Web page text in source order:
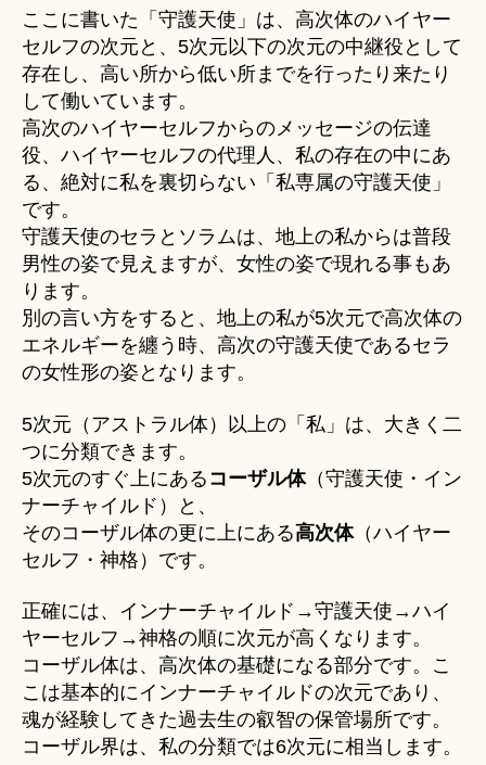
ここに書いた「守護天使」は、高次体のハイヤー
セルフの次元と、5次元以下の次元の中継役として
存在し、高い所から低い所までを行ったり来たり
して働いています。
高次のハイヤーセルフからのメッセージの伝達
役、ハイヤーセルフの代理人、私の存在の中にあ
る、絶対に私を裏切らない「私専属の守護天使」
です。
守護天使のセラとソラムは、地上の私からは普段
男性の姿で見えますが、女性の姿で現れる事もあ
ります。
別の言い方をすると、地上の私が5次元で高次体の
エネルギーを纏う時、高次の守護天使であるセラ
の女性形の姿となります。
5次元（アストラル体）以上の「私」は、大きく二
つに分類できます。
5次元のすぐ上にある コーザル体（守護天使・イン
ナーチャイルド）と、
そのコーザル体の更に上にある高次体（ハイヤー
セルフ・神格）です。
正確には、インナーチャイルド→守護天使→ハイ
ヤーセルフ→神格の順に次元が高くなります。
コーザル体は、高次体の基礎になる部分です。こ
こは基本的にインナーチャイルドの次元であり、
魂が経験してきた過去生の叡智の保管場所です。
コーザル界は、私の分類では6次元に相当します。